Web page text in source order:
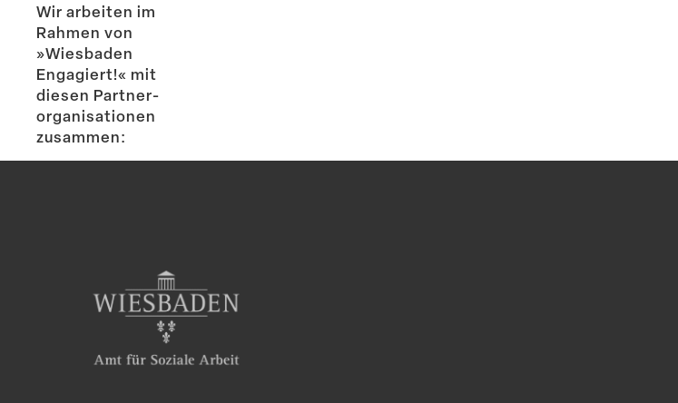
Wir arbeiten im
Rahmen von
»Wiesbaden
Engagiert!« mit
diesen Partner­
or­ga­ni­sa­tionen
zusammen: